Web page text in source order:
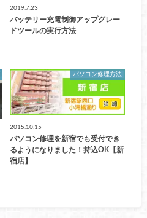
2019.7.23
バッテリー充電制御アップグレー
ドツールの実行方法
パソコン修理方法
2015.10.15
パソコン修理を新宿でも受付でき
るようになりました！持込OK【新
宿店】